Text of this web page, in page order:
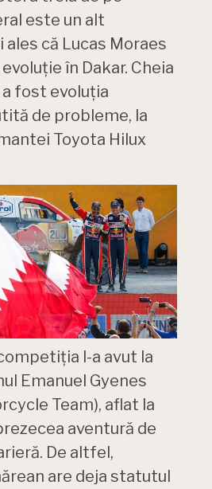
este un alt
că Lucas Moraes
în Dakar. Cheia
fost evoluția
de probleme, la
Toyota Hilux
l-a avut la
Emanuel Gyenes
Team), aflat la
aventură de
De altfel,
are deja statutul